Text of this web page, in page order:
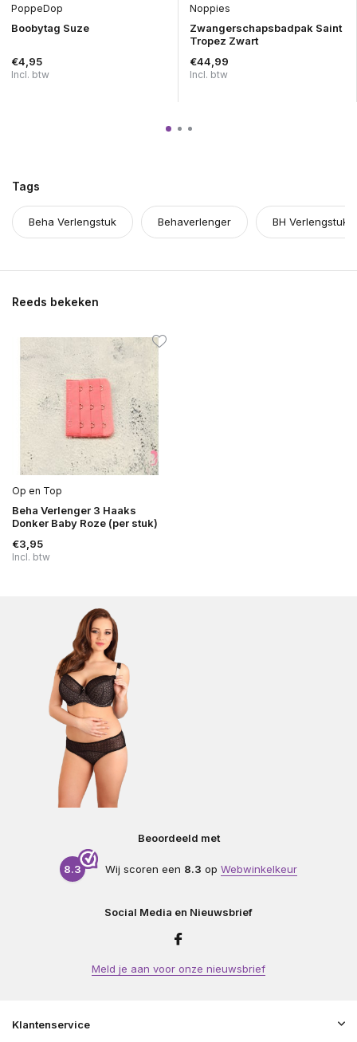
PoppeDop
Boobytag Suze
€4,95
Incl. btw
Noppies
Zwangerschapsbadpak Saint
Tropez Zwart
€44,99
Incl. btw
Tags
Beha Verlengstuk Behaverlenger BH Verlengstuk
Reeds bekeken
Op en Top
Beha Verlenger 3 Haaks
Donker Baby Roze (per stuk)
€3,95
Incl. btw
Beoordeeld met
8.3 Wij scoren een 8.3 op Webwinkelkeur
Social Media en Nieuwsbrief
Meld je aan voor onze nieuwsbrief
Klantenservice